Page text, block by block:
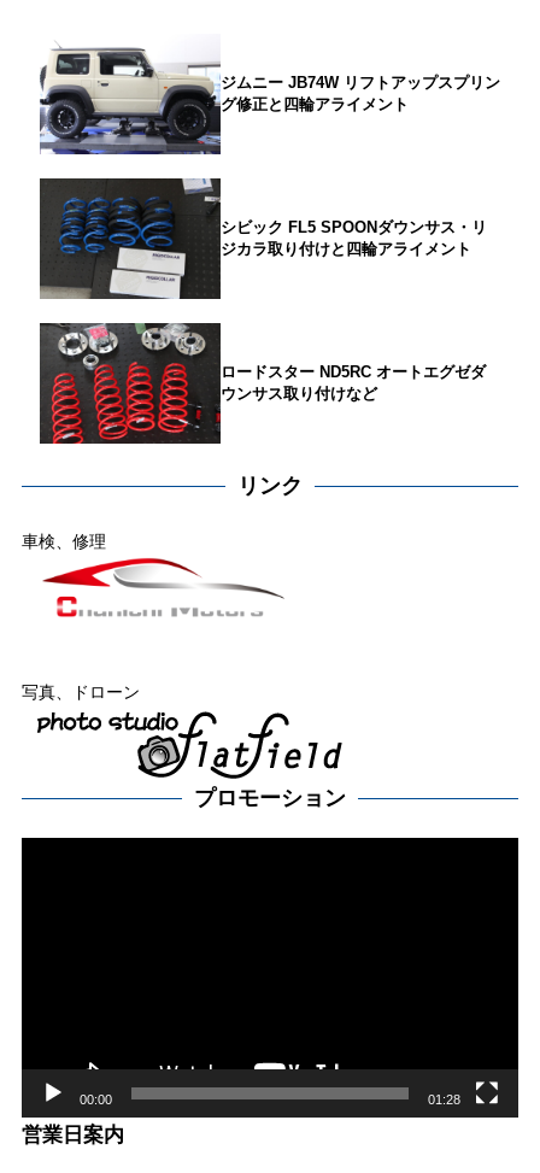
ジムニー JB74W リフトアップスプリン
グ修正と四輪アライメント
シビック FL5 SPOONダウンサス・リ
ジカラ取り付けと四輪アライメント
ロードスター ND5RC オートエグゼダ
ウンサス取り付けなど
リンク
車検、修理
写真、ドローン
プロモーション
00:00 01:28
営業日案内